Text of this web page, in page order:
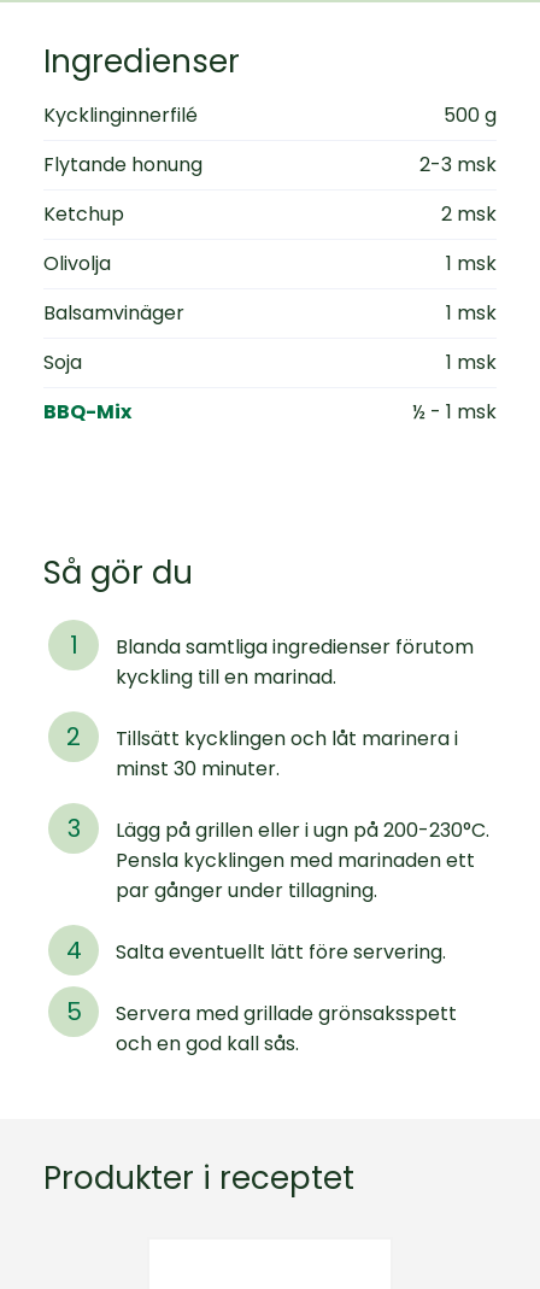
Ingredienser
Kycklinginnerfilé
500 g
Flytande honung
2-3 msk
Ketchup
2 msk
Olivolja
1 msk
Balsamvinäger
1 msk
Soja
1 msk
BBQ-Mix
½ - 1 msk
Så gör du
Blanda samtliga ingredienser förutom
kyckling till en marinad.
Tillsätt kycklingen och låt marinera i
minst 30 minuter.
Lägg på grillen eller i ugn på 200-230°C.
Pensla kycklingen med marinaden ett
par gånger under tillagning.
Salta eventuellt lätt före servering.
Servera med grillade grönsaksspett
och en god kall sås.
Produkter i receptet